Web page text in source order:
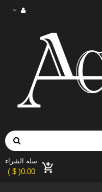
سلة الشراء
0.00( $ )